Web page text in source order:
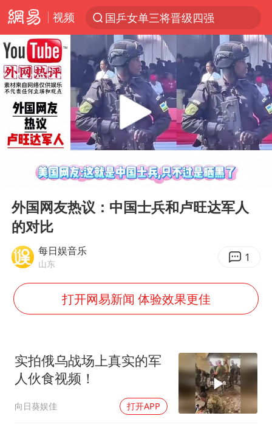
视频
国乒女单三将晋级四强
光影经济撬动暑期消费新蓝海
三警齐发！多地10级以上雷暴大风
马克·艾伦退出斯诺克中国公开赛
日本发布排名：“中国第一，美日德韩英法居后”
央视新主播李秋莹孙亚鹏亮相
大V：马科斯把路走绝了
白海豚将正面袭击贯穿浙江
宇树王兴兴被问了360多个问题
几元成本的AI广告导致千万市值蒸发
台当局重金为“台独”织“皇帝新衣”
00:00 01:37
外国网友热议：中国士兵和卢旺达军人
的对比
每日娱音乐
山东 1
打开网易新闻 体验效果更佳
实拍俄乌战场上真实的军
人伙食视频！
向日葵娱佳 打开APP